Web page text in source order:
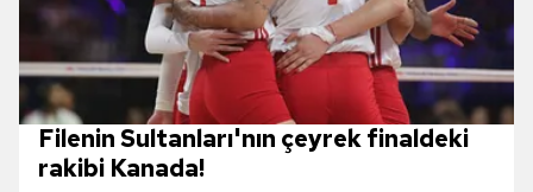
Filenin Sultanları'nın çeyrek finaldeki
rakibi Kanada!